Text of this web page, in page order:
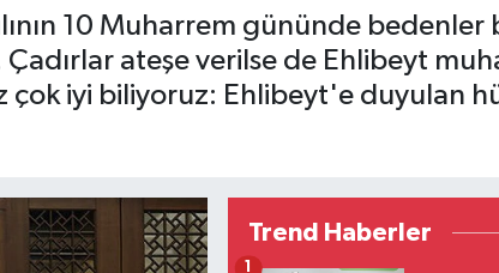
10 Muharrem gününde bedenler
ateşe verilse de Ehlibeyt
çok iyi biliyoruz: Ehlibeyt'e duyulan
Trend Haberler